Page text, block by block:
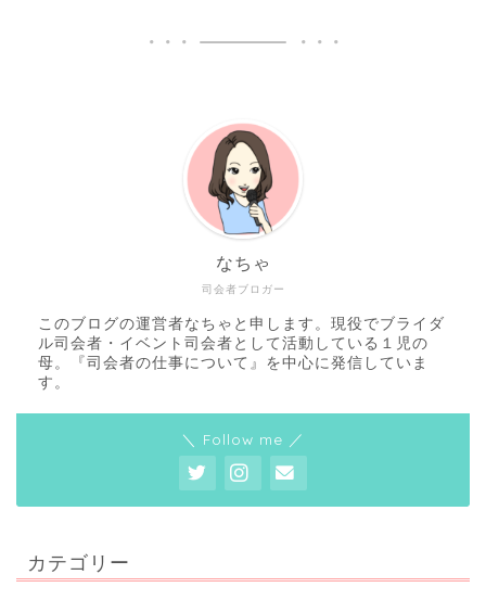
司会者ブロガー
なちゃ
このブログの運営者なちゃと申します。現役でブライダ
ル司会者・イベント司会者として活動している１児の
母。『司会者の仕事について』を中心に発信していま
す。
＼ Follow me ／
カテゴリー